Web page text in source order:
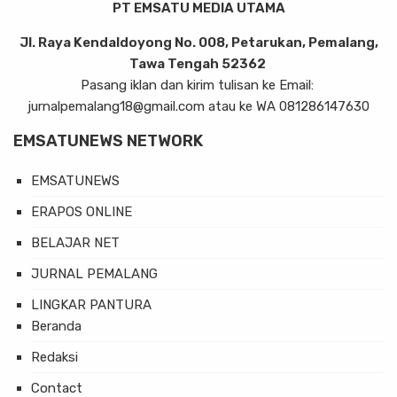
PT EMSATU MEDIA UTAMA
Jl. Raya Kendaldoyong No. 008, Petarukan, Pemalang,
Tawa Tengah 52362
Pasang iklan dan kirim tulisan ke Email:
jurnalpemalang18@gmail.com atau ke WA 081286147630
EMSATUNEWS NETWORK
EMSATUNEWS
ERAPOS ONLINE
BELAJAR NET
JURNAL PEMALANG
LINGKAR PANTURA
Beranda
Redaksi
Contact